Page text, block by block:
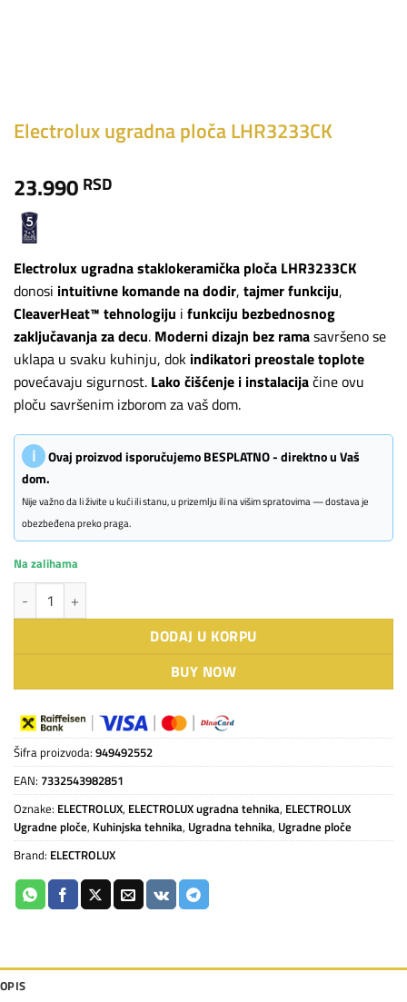
Electrolux ugradna ploča LHR3233CK
23.990 RSD
Electrolux ugradna staklokeramička ploča LHR3233CK
donosi intuitivne komande na dodir, tajmer funkciju,
CleaverHeat™ tehnologiju i funkciju bezbednosnog
zaključavanja za decu. Moderni dizajn bez ramasavršeno se
uklapa u svaku kuhinju, dok indikatori preostale toplote
povećavaju sigurnost. Lako čišćenje i instalacijačine ovu
ploču savršenim izborom za vaš dom.
ℹ
Ovaj proizvod isporučujemo BESPLATNO - direktno u Vaš
dom.
Nije važno da li živite u kući ili stanu, u prizemlju ili na višim spratovima — dostava je
obezbeđena preko praga.
Na zalihama
Electrolux ugradna ploča LHR3233CK količina
DODAJ U KORPU
BUY NOW
Šifra proizvoda: 949492552
EAN: 7332543982851
Oznake: ELECTROLUX, ELECTROLUX ugradna tehnika, ELECTROLUX
Ugradne ploče, Kuhinjska tehnika, Ugradna tehnika, Ugradne ploče
Brand: ELECTROLUX
OPIS